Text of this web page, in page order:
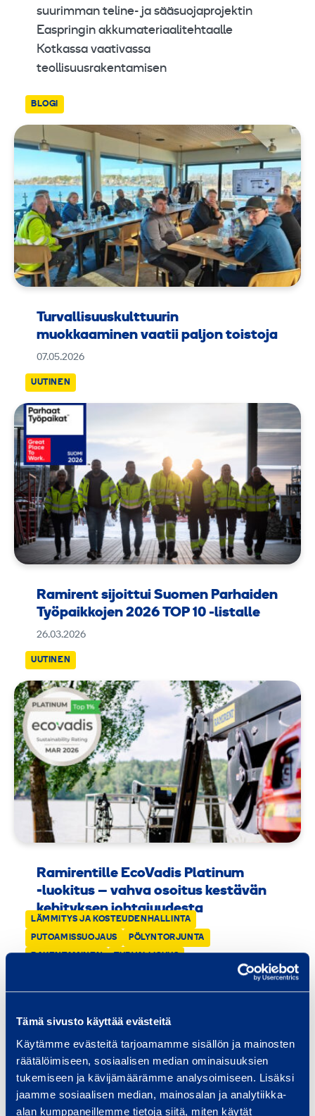
Tämä sivusto käyttää evästeitä
Käytämme evästeitä tarjoamamme sisällön ja mainosten
räätälöimiseen, sosiaalisen median ominaisuuksien
tukemiseen ja kävijämäärämme analysoimiseen. Lisäksi
jaamme sosiaalisen median, mainosalan ja analytiikka-
alan kumppaneillemme tietoja siitä, miten käytät
suurimman teline- ja sääsuojaprojektin
Easpringin akkumateriaalitehtaalle
Kotkassa vaativassa
teollisuusrakentamisen
Turvallisuuskulttuurin
muokkaaminen vaatii paljon toistoja
07.05.2026
BLOGI
Ramirent sijoittui Suomen Parhaiden
Työpaikkojen 2026 TOP 10 -listalle
26.03.2026
UUTINEN
Ramirentille EcoVadis Platinum
‑luokitus – vahva osoitus kestävän
kehityksen johtajuudesta
UUTINEN
LÄMMITYS JA KOSTEUDENHALLINTA
PUTOAMISSUOJAUS PÖLYNTORJUNTA
RAKENTAMINEN TURVALLISUUS